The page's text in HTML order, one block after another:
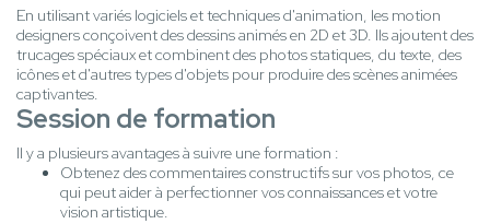
En utilisant variés logiciels et techniques d'animation, les motion
designers conçoivent des dessins animés en 2D et 3D. Ils ajoutent des
trucages spéciaux et combinent des photos statiques, du texte, des
icônes et d'autres types d'objets pour produire des scènes animées
captivantes.
Session de formation
Il y a plusieurs avantages à suivre une formation :
Obtenez des commentaires constructifs sur vos photos, ce
qui peut aider à perfectionner vos connaissances et votre
vision artistique.